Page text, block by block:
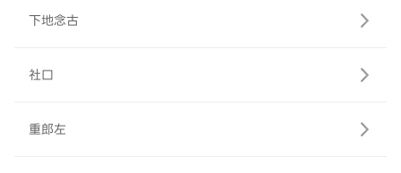
下地念古
社口
重郎左